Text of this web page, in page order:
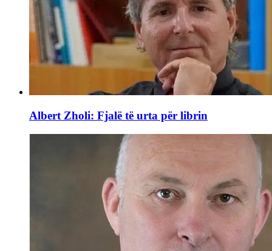
Albert Zholi: Fjalë të urta për librin